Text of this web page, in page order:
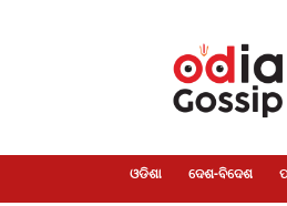
ଓଡିଶା ଦେଶ-ବିଦେଶ